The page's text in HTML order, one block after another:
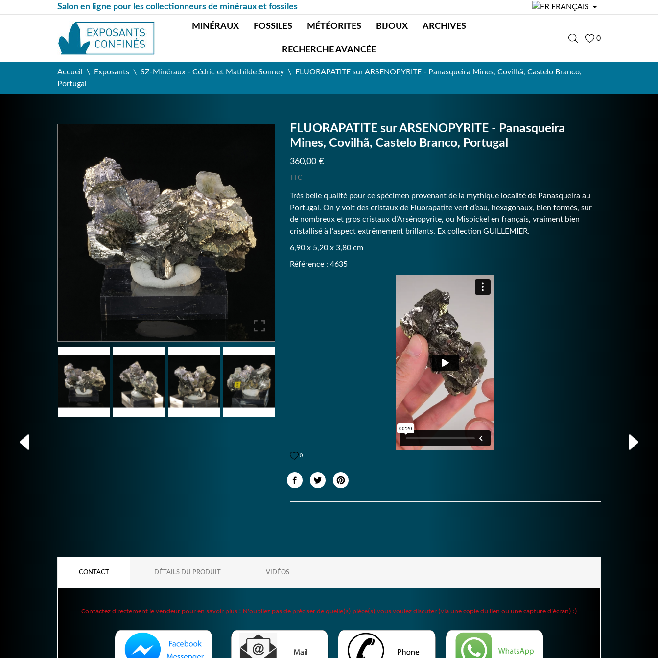
Salon en ligne pour les collectionneurs de minéraux et fossiles FRANÇAIS 
MINÉRAUX FOSSILES MÉTÉORITES BIJOUX ARCHIVES
RECHERCHE AVANCÉE
0
Accueil Exposants SZ-Minéraux - Cédric et Mathilde Sonney
FLUORAPATITE sur ARSENOPYRITE - Panasqueira Mines, Covilhã, Castelo Branco,
Portugal
FLUORAPATITE sur ARSENOPYRITE - Panasqueira
Mines, Covilhã, Castelo Branco, Portugal
360,00 €
TTC
Très belle qualité pour ce spécimen provenant de la mythique localité de Panasqueira au
Portugal. On y voit des cristaux de Fluorapatite vert d’eau, hexagonaux, bien formés, sur
de nombreux et gros cristaux d’Arsénopyrite, ou Mispickel en français, vraiment bien
cristallisé à l’aspect extrêmement brillants. Ex collection GUILLEMIER.
6,90 x 5,20 x 3,80 cm
Référence : 4635
0
CONTACT DÉTAILS DU PRODUIT VIDÉOS
Contactez directement le vendeur pour en savoir plus ! N'oubliez pas de préciser de quelle(s) pièce(s) vous voulez discuter (via une copie du lien ou une capture d'écran) :)